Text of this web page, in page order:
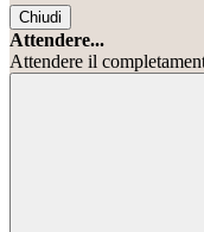
Chiudi
Attendere...
Attendere il